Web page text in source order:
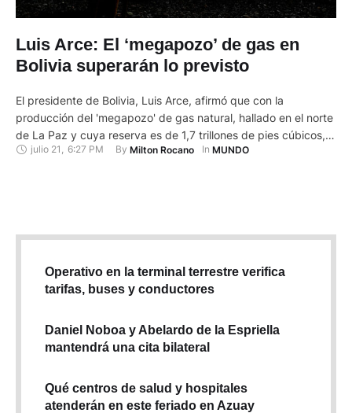
Luis Arce: El ‘megapozo’ de gas en
Bolivia superarán lo previsto
El presidente de Bolivia, Luis Arce, afirmó que con la
producción del 'megapozo' de gas natural, hallado en el norte
de La Paz y cuya reserva es de 1,7 trillones de pies cúbicos,
TCF, los ingresos económicos de esta región y de todo el país
julio 21 , 6:27 PM By Milton Rocano In MUNDO
Operativo en la terminal terrestre verifica
tarifas, buses y conductores
Daniel Noboa y Abelardo de la Espriella
mantendrá una cita bilateral
Qué centros de salud y hospitales
atenderán en este feriado en Azuay